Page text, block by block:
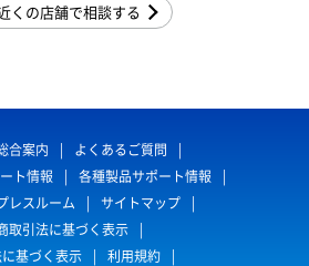
くの店舗で相談する
合案内
よくあるご質問
ト情報
各種製品サポート情報
レスルーム
サイトマップ
取引法に基づく表示
基づく表示
利用規約